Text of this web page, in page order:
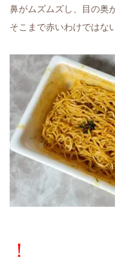
鼻がムズムズし、目の奥
そこまで赤いわけではな
！